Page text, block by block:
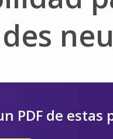
PDF de estas